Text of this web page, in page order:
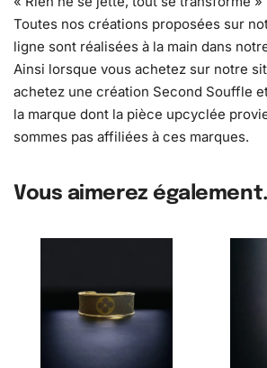
Toutes nos créations proposées sur
ligne sont réalisées à la main dans
Ainsi lorsque vous achetez sur notre
achetez une création Second Souffle
la marque dont la pièce upcyclée
sommes pas affiliées à ces marques.
Vous aimerez